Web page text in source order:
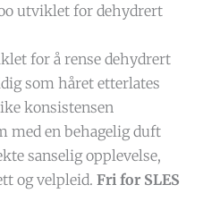
utviklet for dehydrert
for å rense dehydrert
som håret etterlates
konsistensen
med en behagelig duft
sanselig opplevelse,
og velpleid. Fri for SLES